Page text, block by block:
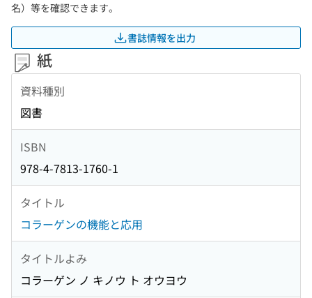
名）等を確認できます。
書誌情報を出力
紙
資料種別
図書
ISBN
978-4-7813-1760-1
タイトル
コラーゲンの機能と応用
タイトルよみ
コラーゲン ノ キノウ ト オウヨウ